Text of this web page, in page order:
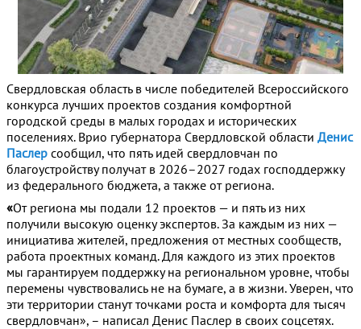
Свердловская область в числе победителей Всероссийского
конкурса лучших проектов создания комфортной
городской среды в малых городах и исторических
поселениях. Врио губернатора Свердловской области Денис
Паслер сообщил, что пять идей свердловчан по
благоустройству получат в 2026–2027 годах господдержку
из федерального бюджета, а также от региона.
«От региона мы подали 12 проектов — и пять из них
получили высокую оценку экспертов. За каждым из них —
инициатива жителей, предложения от местных сообществ,
работа проектных команд. Для каждого из этих проектов
мы гарантируем поддержку на региональном уровне, чтобы
перемены чувствовались не на бумаге, а в жизни. Уверен, что
эти территории станут точками роста и комфорта для тысяч
свердловчан», – написал Денис Паслер в своих соцсетях.